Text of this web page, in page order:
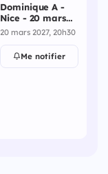
Dominique A -
Nice - 20 mars
2027
20 mars 2027, 20h30
Me notifier